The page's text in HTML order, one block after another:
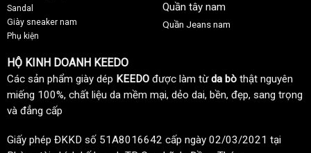
Sandal
Giày sneaker nam
Phụ kiện
Quần tây nam
Quần Jeans nam
HỘ KINH DOANH KEEDO
Các sản phẩm giày dép KEEDO được làm từda bò thật nguyên
miếng 100%, chất liệu da mềm mại, dẻo dai, bền, đẹp, sang trọng
và đẳng cấp
Giấy phép ĐKKD số 51A8016642 cấp ngày 02/03/2021 tại